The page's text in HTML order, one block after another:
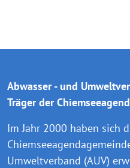
Abwasser - und
Träger der
Im Jahr 2000 haben sich
Umweltverband (AUV)